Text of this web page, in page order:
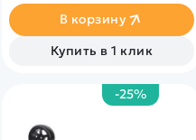
устойчивость.В корзину
Купить в 1 клик
-25%